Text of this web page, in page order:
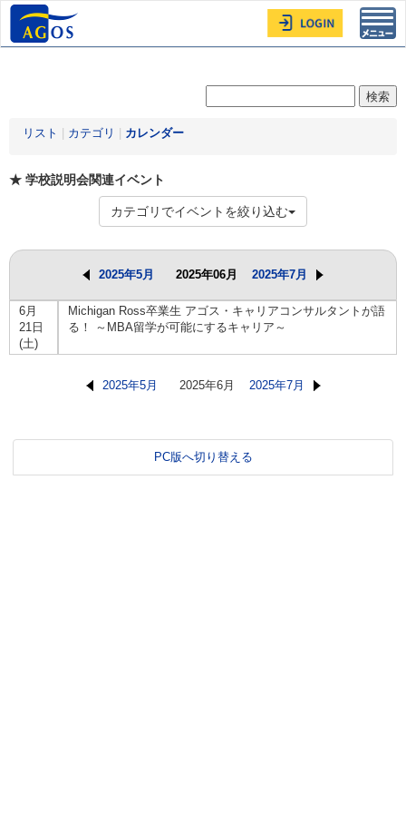
リスト カテゴリ カレンダー
★ 学校説明会関連イベント
カテゴリでイベントを絞り込む
2025年5月 2025年06月 2025年7月
6月
21日
(土)
Michigan Ross卒業生 アゴス・キャリアコンサルタントが語
る！ ～MBA留学が可能にするキャリア～
2025年5月 2025年6月 2025年7月
PC版へ切り替える